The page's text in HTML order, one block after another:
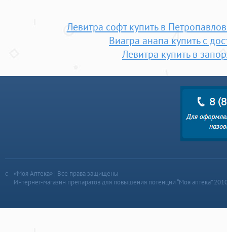
Левитра софт купить в
Виагра анапа купить с
Левитра купить в
«Моя Аптека» | Все права защищены
Интернет-магазин препаратов для повышения потенции “Моя аптека”